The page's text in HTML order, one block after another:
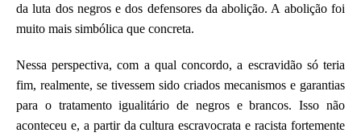
da luta dos negros e dos defensores da abolição. A abolição foi
muito mais simbólica que concreta.
Nessa perspectiva, com a qual concordo, a escravidão só teria
fim, realmente, se tivessem sido criados mecanismos e garantias
para o tratamento igualitário de negros e brancos. Isso não
aconteceu e, a partir da cultura escravocrata e racista fortemente